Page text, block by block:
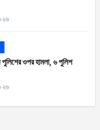
পুলিশের ওপর হামলা, ৬ পুলিশ